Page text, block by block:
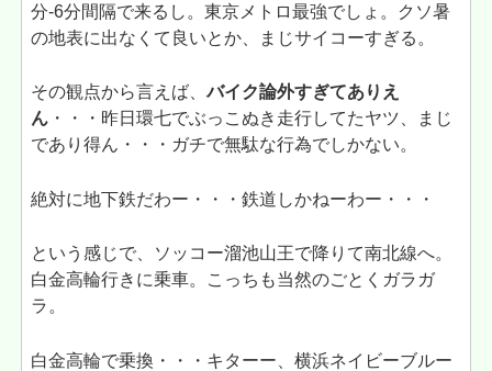
分-6分間隔で来るし。東京メトロ最強でしょ。クソ暑
の地表に出なくて良いとか、まじサイコーすぎる。
その観点から言えば、バイク論外すぎてありえ
ん ・・・昨日環七でぶっこぬき走行してたヤツ、まじ
であり得ん・・・ガチで無駄な行為でしかない。
絶対に地下鉄だわー・・・鉄道しかねーわー・・・
という感じで、ソッコー溜池山王で降りて南北線へ。
白金高輪行きに乗車。こっちも当然のごとくガラガ
ラ。
白金高輪で乗換・・・キターー、横浜ネイビーブルー